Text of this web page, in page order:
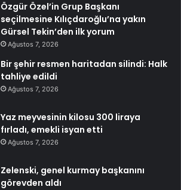
Özgür Özel’in Grup Başkanı
seçilmesine Kılıçdaroğlu’na yakın
Gürsel Tekin’den ilk yorum
Ağustos 7, 2026
Bir şehir resmen haritadan silindi: Halk
tahliye edildi
Ağustos 7, 2026
Yaz meyvesinin kilosu 300 liraya
fırladı, emekli isyan etti
Ağustos 7, 2026
Zelenski, genel kurmay başkanını
görevden aldı